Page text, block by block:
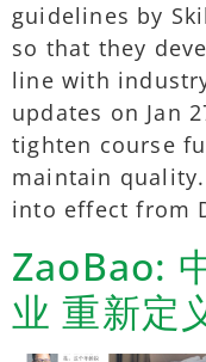
guidelines by
so that they
line with
updates on Jan
tighten course
maintain
into effect from
ZaoBao:
业 重新定